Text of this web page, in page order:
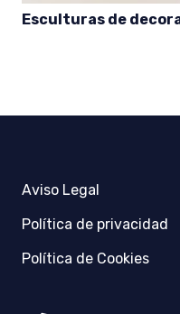
Esculturas de
Aviso Legal
Política de privacidad
Política de Cookies